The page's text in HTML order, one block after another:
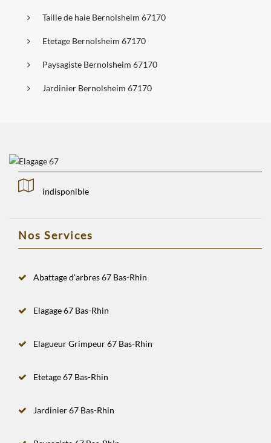
Taille de haie Bernolsheim 67170
Etetage Bernolsheim 67170
Paysagiste Bernolsheim 67170
Jardinier Bernolsheim 67170
indisponible
Nos Services
Abattage d'arbres 67 Bas-Rhin
Elagage 67 Bas-Rhin
Elagueur Grimpeur 67 Bas-Rhin
Etetage 67 Bas-Rhin
Jardinier 67 Bas-Rhin